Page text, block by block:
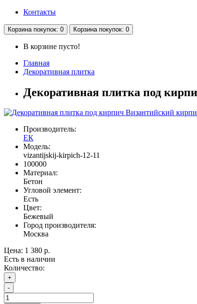
Контакты
Корзина покупок: 0 Корзина покупок: 0
В корзине пусто!
Главная
Декоративная плитка
Декоративная плитка под
Производитель:
ЕК
Модель:
vizantijskij-kirpich-12-11
100000
Материал:
Бетон
Угловой элемент:
Есть
Цвет:
Бежевый
Город производителя:
Москва
Цена: 1 380 р.
Есть в наличии
Количество:
+
-